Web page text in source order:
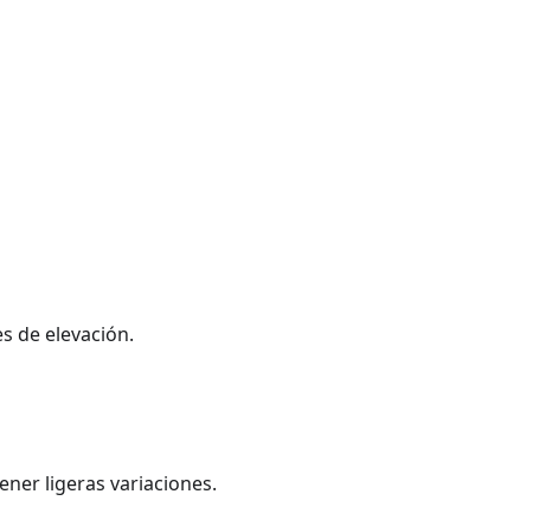
de elevación.
ligeras variaciones.